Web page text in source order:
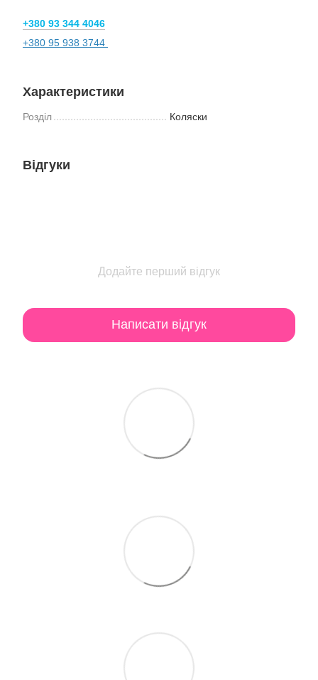
+380 93 344 4046
+380 95 938 3744
Характеристики
Розділ Коляски
Відгуки
Додайте перший відгук
Написати відгук